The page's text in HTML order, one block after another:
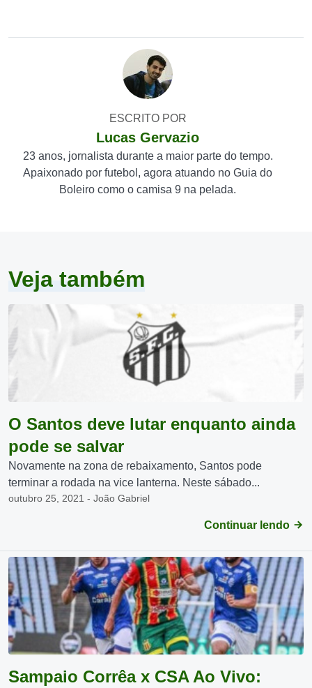
ESCRITO POR
Lucas Gervazio
23 anos, jornalista durante a maior parte do tempo.
Apaixonado por futebol, agora atuando no Guia do
Boleiro como o camisa 9 na pelada.
Veja também
O Santos deve lutar enquanto ainda
pode se salvar
Novamente na zona de rebaixamento, Santos pode
terminar a rodada na vice lanterna. Neste sábado...
outubro 25, 2021 - João Gabriel
Continuar lendo
Sampaio Corrêa x CSA Ao Vivo: